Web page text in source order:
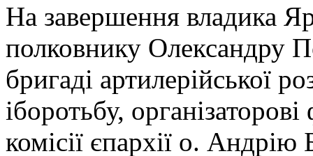
На завершення владика
полковнику Олександру
бригаді артилерійської
іборотьбу,
комісії єпархії о.